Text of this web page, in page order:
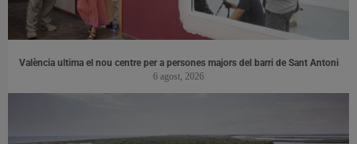
València ultima el nou centre per a persones majors del barri de Sant Antoni
6 agost, 2026